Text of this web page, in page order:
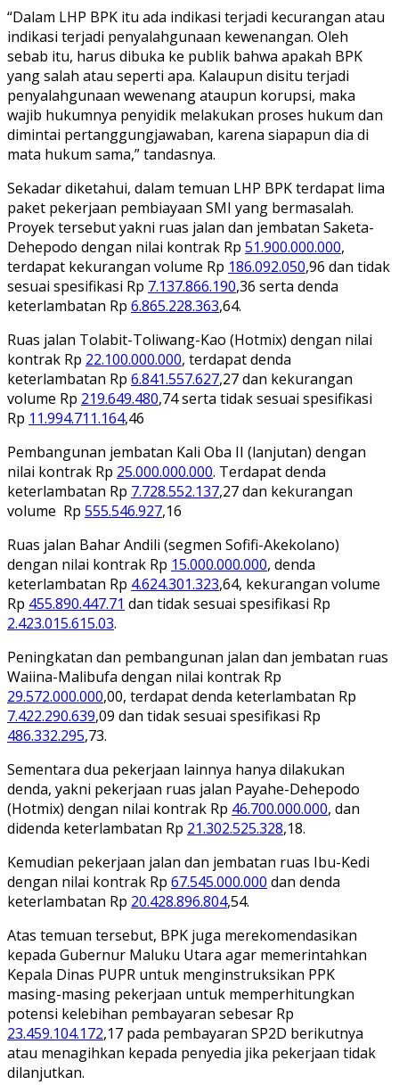
“Dalam LHP BPK itu ada indikasi terjadi kecurangan atau
indikasi terjadi penyalahgunaan kewenangan. Oleh
sebab itu, harus dibuka ke publik bahwa apakah BPK
yang salah atau seperti apa. Kalaupun disitu terjadi
penyalahgunaan wewenang ataupun korupsi, maka
wajib hukumnya penyidik melakukan proses hukum dan
dimintai pertanggungjawaban, karena siapapun dia di
mata hukum sama,” tandasnya.
Sekadar diketahui, dalam temuan LHP BPK terdapat lima
paket pekerjaan pembiayaan SMI yang bermasalah.
Proyek tersebut yakni ruas jalan dan jembatan Saketa-
Dehepodo dengan nilai kontrak Rp 51.900.000.000,
terdapat kekurangan volume Rp 186.092.050,96 dan tidak
sesuai spesifikasi Rp 7.137.866.190,36 serta denda
keterlambatan Rp 6.865.228.363,64.
Ruas jalan Tolabit-Toliwang-Kao (Hotmix) dengan nilai
kontrak Rp 22.100.000.000, terdapat denda
keterlambatan Rp 6.841.557.627,27 dan kekurangan
volume Rp 219.649.480,74 serta tidak sesuai spesifikasi
Rp 11.994.711.164,46
Pembangunan jembatan Kali Oba II (lanjutan) dengan
nilai kontrak Rp 25.000.000.000. Terdapat denda
keterlambatan Rp 7.728.552.137,27 dan kekurangan
volume Rp 555.546.927,16
Ruas jalan Bahar Andili (segmen Sofifi-Akekolano)
dengan nilai kontrak Rp 15.000.000.000, denda
keterlambatan Rp 4.624.301.323,64, kekurangan volume
Rp 455.890.447.71 dan tidak sesuai spesifikasi Rp
2.423.015.615.03.
Peningkatan dan pembangunan jalan dan jembatan ruas
Waiina-Malibufa dengan nilai kontrak Rp
29.572.000.000,00, terdapat denda keterlambatan Rp
7.422.290.639,09 dan tidak sesuai spesifikasi Rp
486.332.295,73.
Sementara dua pekerjaan lainnya hanya dilakukan
denda, yakni pekerjaan ruas jalan Payahe-Dehepodo
(Hotmix) dengan nilai kontrak Rp 46.700.000.000, dan
didenda keterlambatan Rp 21.302.525.328,18.
Kemudian pekerjaan jalan dan jembatan ruas Ibu-Kedi
dengan nilai kontrak Rp 67.545.000.000 dan denda
keterlambatan Rp 20.428.896.804,54.
Atas temuan tersebut, BPK juga merekomendasikan
kepada Gubernur Maluku Utara agar memerintahkan
Kepala Dinas PUPR untuk menginstruksikan PPK
masing-masing pekerjaan untuk memperhitungkan
potensi kelebihan pembayaran sebesar Rp
23.459.104.172,17 pada pembayaran SP2D berikutnya
atau menagihkan kepada penyedia jika pekerjaan tidak
dilanjutkan.